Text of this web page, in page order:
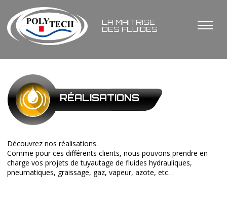
LA MAITRISE
DES FLUIDES
RÉALISATIONS
Découvrez nos réalisations.
Comme pour ces différents clients, nous pouvons prendre en
charge vos projets de tuyautage de fluides hydrauliques,
pneumatiques, graissage, gaz, vapeur, azote, etc…